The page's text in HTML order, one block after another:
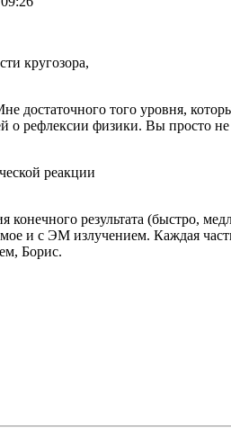
кругозора,
того уровня,
о рефлексии физики. Вы просто
реакции
результата (быстро,
и с ЭМ излучением. Каждая
Борис.